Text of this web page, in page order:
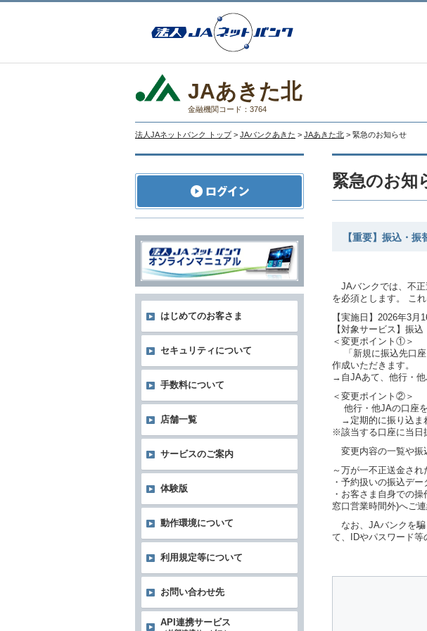
JAあきた北
金融機関コード：3764
法人JAネットバンク トップ > JAバンクあきた > JAあきた北 > 緊急のお知らせ
緊急のお知
【重要】振込・
JAバンクでは、不正
を必須とします。 こ
【実施日】2026年3月
【対象サービス】振
＜変更ポイント①＞
「新規に振込先口座
作成いただきます。
→自JAあて、他行・他
＜変更ポイント②＞
他行・他JAの口座を
→定期的に振り込ま
※該当する口座に当日
変更内容の一覧や振
～万が一不正送金され
・予約扱いの振込デ
・お客さま自身での
窓口営業時間外)へご連
なお、JAバンクを騙
て、IDやパスワード等
はじめてのお客さま
セキュリティについて
手数料について
店舗一覧
サービスのご案内
体験版
動作環境について
利用規定等について
お問い合わせ先
API連携サービス